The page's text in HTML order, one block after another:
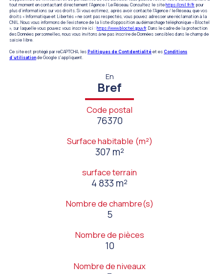
tout moment en contactant directement l’Agence / Le Réseau. Consultez le sitehttps://cnil.fr/fr pour
plus d’informations sur vos droits. Si vous estimez, après avoir contacté l'Agence / le Réseau, que vos
droits « Informatique et Libertés » ne sont pas respectés, vous pouvez adresser une réclamation à la
CNIL. Nous vous informons de l’existence de la liste d'opposition au démarchage téléphonique « Bloctel
», sur laquelle vous pouvez vous inscrire ici : https://www.bloctel.gouv.fr. Dans le cadre de la protection
des Données personnelles, nous vous invitons à ne pas inscrire de Données sensibles dans le champ de
saisie libre.
Ce site est protégé par reCAPTCHA, lesPolitiques de Confidentialitéet esConditions
d'utilisationde Google s'appliquent.
En
Bref
Code postal
76370
Surface habitable (m²)
307 m²
surface terrain
4 833 m²
Nombre de chambre(s)
5
Nombre de pièces
10
Nombre de niveaux